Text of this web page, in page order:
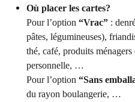
Où placer les cartes?
Pour l’option “Vrac” :
pâtes, légumineuses),
thé, café, produits
personnelle, …
Pour l’option “Sans
du rayon boulangerie, …